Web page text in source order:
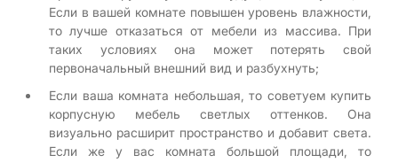
Если в вашей комнате повышен уровень влажности,
то лучше отказаться от мебели из массива. При
таких условиях она может потерять свой
первоначальный внешний вид и разбухнуть;
Если ваша комната небольшая, то советуем купить
корпусную мебель светлых оттенков. Она
визуально расширит пространство и добавит света.
Если же у вас комната большой площади, то